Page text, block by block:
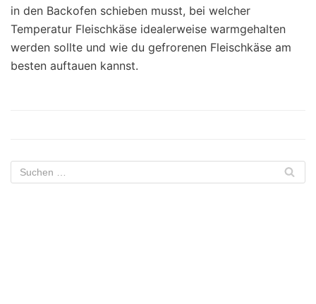
in den Backofen schieben musst, bei welcher
Temperatur Fleischkäse idealerweise warmgehalten
werden sollte und wie du gefrorenen Fleischkäse am
besten auftauen kannst.